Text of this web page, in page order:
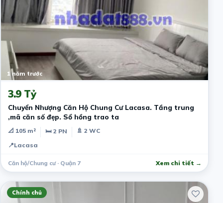
1 năm trước
3.9 Tỷ
Chuyển Nhượng Căn Hộ Chung Cư Lacasa. Tầng trung
,mã căn số đẹp. Sổ hồng trao ta
📐 105 m² 🛏 2 PN
🚿 2 WC
📍Lacasa
Căn hộ/Chung cư · Quận 7 Xem chi tiết →
Chính chủ